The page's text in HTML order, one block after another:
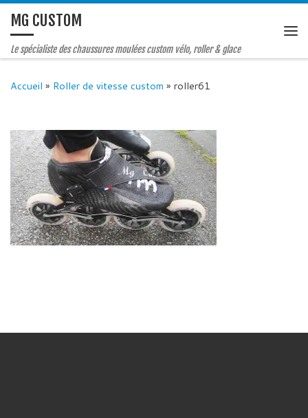
MG CUSTOM
Le spécialiste des chaussures moulées custom vélo, roller & glace
Accueil » Roller de vitesse custom » roller61